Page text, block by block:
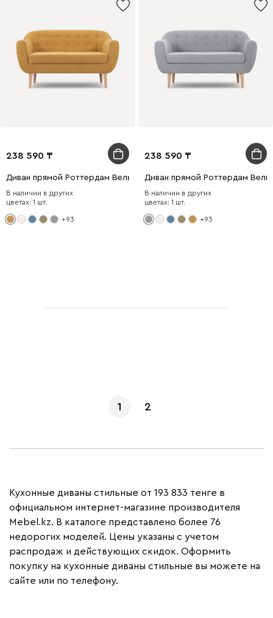
238 590
Диван прямой Роттердам Вельвет Желтый
В наличии в других
цветах: 1 шт.
+93
238 590
Диван прямой Роттердам
В наличии в других
цветах: 1 шт.
+93
1 2
Кухонные диваны стильные от 193 833 тенге в
официальном интернет-магазине производителя
Mebel.kz. В каталоге представлено более 76
недорогих моделей. Цены указаны с учетом
распродаж и действующих скидок. Оформить
покупку на кухонные диваны стильные вы можете на
сайте или по телефону.